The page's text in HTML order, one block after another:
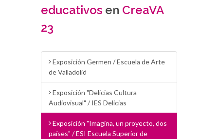
educativos en CreaVA
23
Exposición Germen / Escuela de Arte
de Valladolid
Exposición "Delicias Cultura
Audiovisual" / IES Delicias
Exposición "Imagina, un proyecto, dos
países" / ESI Escuela Superior de